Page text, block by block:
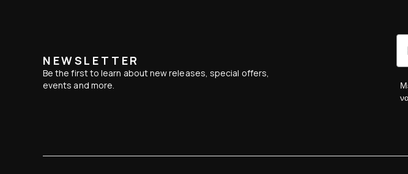
NEWSLETTER
Be the first to learn about new releases, special offers,
events and more.